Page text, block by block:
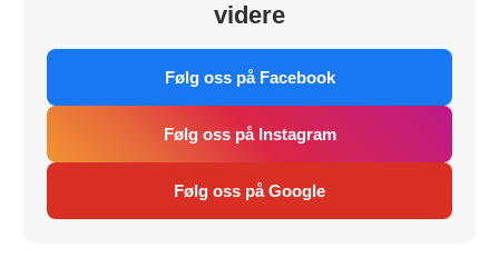
videre
Følg oss på Facebook
Følg oss på Instagram
Følg oss på Google